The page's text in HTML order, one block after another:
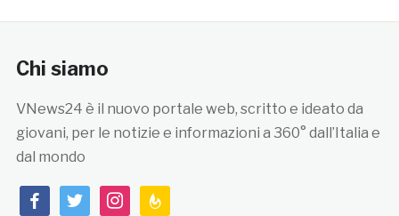
Chi siamo
VNews24 è il nuovo portale web, scritto e ideato da
giovani, per le notizie e informazioni a 360° dall’Italia e
dal mondo
facebooktwitterinstagramfeedburner